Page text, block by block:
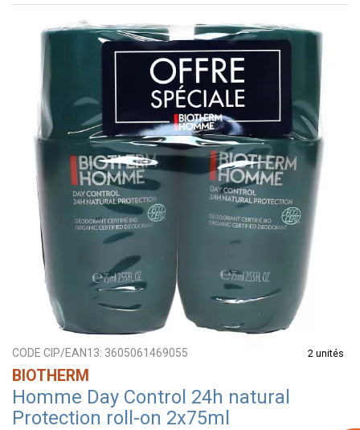
CODE CIP/EAN13: 3605061469055 2 unités
BIOTHERM
Homme Day Control 24h natural
Protection roll-on 2x75ml